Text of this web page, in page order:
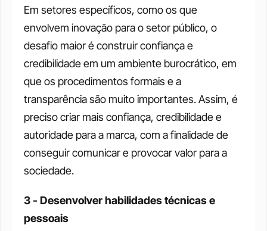
Em setores específicos, como os que
envolvem inovação para o setor público, o
desafio maior é construir confiança e
credibilidade em um ambiente burocrático, em
que os procedimentos formais e a
transparência são muito importantes. Assim, é
preciso criar mais confiança, credibilidade e
autoridade para a marca, com a finalidade de
conseguir comunicar e provocar valor para a
sociedade.
3 - Desenvolver habilidades técnicas e
pessoais